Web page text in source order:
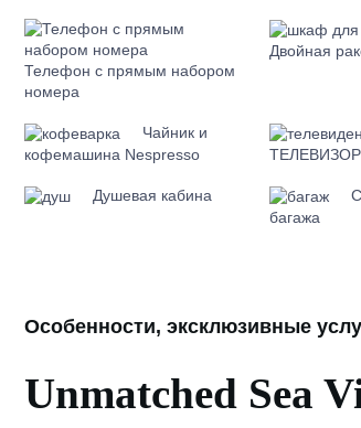
Телефон с прямым набором
номера
Двойная
Чайник и
кофемашина Nespresso
ТЕЛЕВИЗОР
Душевая кабина
багажа
Особенности, эксклюзивные
Unmatched Sea